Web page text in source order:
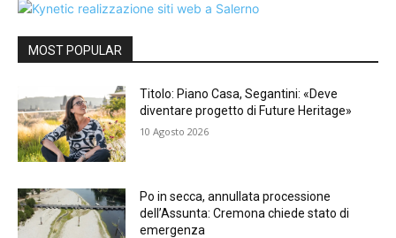
MOST POPULAR
Titolo: Piano Casa, Segantini: «Deve
diventare progetto di Future Heritage»
10 Agosto 2026
Po in secca, annullata processione
dell’Assunta: Cremona chiede stato di
emergenza